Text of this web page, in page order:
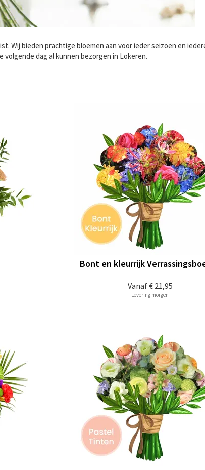
Wij bieden prachtige bloemen aan voor ieder seizoen en
dag al kunnen bezorgen in Lokeren.
Vanaf€ 21,95
Bont en kleurrijk
Levering morgen